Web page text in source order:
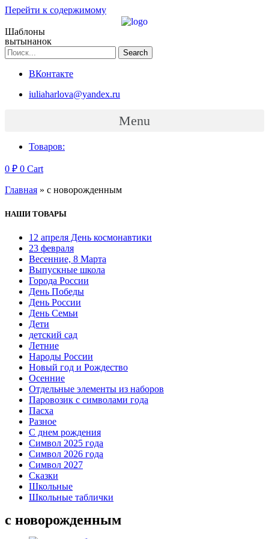
Перейти к содержимому
Шаблоны
вытынанок
Search
ВКонтакте
iuliaharlova@yandex.ru
Menu
Товаров:
0 ₽ 0 Cart
Главная » с новорожденным
НАШИ ТОВАРЫ
12 апреля День космонавтики
23 февраля
Весенние, 8 Марта
Выпускные школа
Города России
День Победы
День России
День Семьи
Дети
детский сад
Летние
Народы России
Новый год и Рождество
Осенние
Отдельные элементы из наборов
Паровозик с символами года
Пасха
Разное
С днем рождения
Символ 2025 года
Символ 2026 года
Символ 2027
Сказки
Школьные
Школьные таблички
с новорожденным